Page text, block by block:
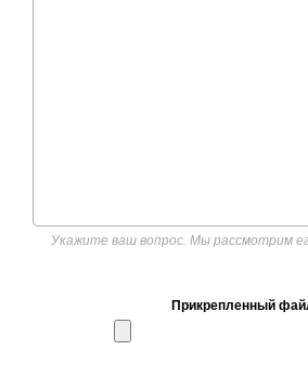
Укажите ваш вопрос. Мы рассмотрим
Прикрепленный